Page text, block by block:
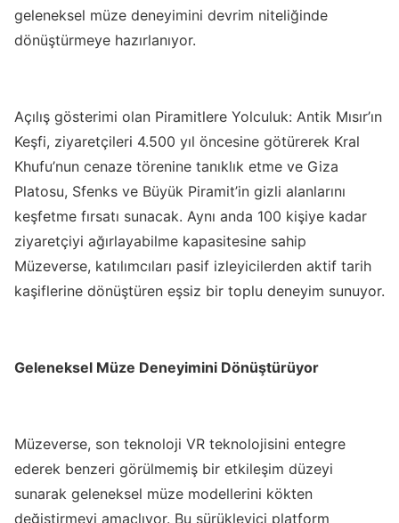
geleneksel müze deneyimini devrim niteliğinde
dönüştürmeye hazırlanıyor.
Açılış gösterimi olan Piramitlere Yolculuk: Antik Mısır’ın
Keşfi, ziyaretçileri 4.500 yıl öncesine götürerek Kral
Khufu’nun cenaze törenine tanıklık etme ve Giza
Platosu, Sfenks ve Büyük Piramit’in gizli alanlarını
keşfetme fırsatı sunacak. Aynı anda 100 kişiye kadar
ziyaretçiyi ağırlayabilme kapasitesine sahip
Müzeverse, katılımcıları pasif izleyicilerden aktif tarih
kaşiflerine dönüştüren eşsiz bir toplu deneyim sunuyor.
Geleneksel Müze Deneyimini Dönüştürüyor
Müzeverse, son teknoloji VR teknolojisini entegre
ederek benzeri görülmemiş bir etkileşim düzeyi
sunarak geleneksel müze modellerini kökten
değiştirmeyi amaçlıyor. Bu sürükleyici platform